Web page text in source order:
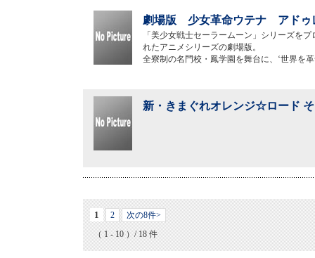
劇場版 少女革命ウテナ アドゥ
「美少女戦士セーラームーン」シリーズを
れたアニメシリーズの劇場版。
全寮制の名門校・鳳学園を舞台に、‘世界を
新・きまぐれオレンジ☆ロード
1 2
次の8件>
（ 1 - 10 ）/ 18 件